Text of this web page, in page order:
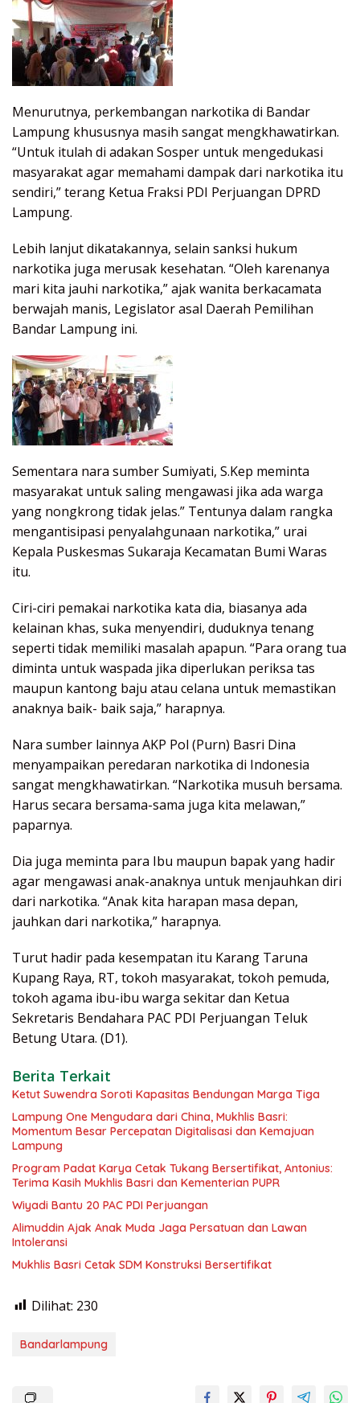
Menurutnya, perkembangan narkotika di Bandar
Lampung khususnya masih sangat mengkhawatirkan.
“Untuk itulah di adakan Sosper untuk mengedukasi
masyarakat agar memahami dampak dari narkotika itu
sendiri,” terang Ketua Fraksi PDI Perjuangan DPRD
Lampung.
Lebih lanjut dikatakannya, selain sanksi hukum
narkotika juga merusak kesehatan. “Oleh karenanya
mari kita jauhi narkotika,” ajak wanita berkacamata
berwajah manis, Legislator asal Daerah Pemilihan
Bandar Lampung ini.
Sementara nara sumber Sumiyati, S.Kep meminta
masyarakat untuk saling mengawasi jika ada warga
yang nongkrong tidak jelas.” Tentunya dalam rangka
mengantisipasi penyalahgunaan narkotika,” urai
Kepala Puskesmas Sukaraja Kecamatan Bumi Waras
itu.
Ciri-ciri pemakai narkotika kata dia, biasanya ada
kelainan khas, suka menyendiri, duduknya tenang
seperti tidak memiliki masalah apapun. “Para orang tua
diminta untuk waspada jika diperlukan periksa tas
maupun kantong baju atau celana untuk memastikan
anaknya baik- baik saja,” harapnya.
Nara sumber lainnya AKP Pol (Purn) Basri Dina
menyampaikan peredaran narkotika di Indonesia
sangat mengkhawatirkan. “Narkotika musuh bersama.
Harus secara bersama-sama juga kita melawan,”
paparnya.
Dia juga meminta para Ibu maupun bapak yang hadir
agar mengawasi anak-anaknya untuk menjauhkan diri
dari narkotika. “Anak kita harapan masa depan,
jauhkan dari narkotika,” harapnya.
Turut hadir pada kesempatan itu Karang Taruna
Kupang Raya, RT, tokoh masyarakat, tokoh pemuda,
tokoh agama ibu-ibu warga sekitar dan Ketua
Sekretaris Bendahara PAC PDI Perjuangan Teluk
Betung Utara. (D1).
Berita Terkait
Ketut Suwendra Soroti Kapasitas Bendungan Marga Tiga
Lampung One Mengudara dari China, Mukhlis Basri:
Momentum Besar Percepatan Digitalisasi dan Kemajuan
Lampung
Program Padat Karya Cetak Tukang Bersertifikat, Antonius:
Terima Kasih Mukhlis Basri dan Kementerian PUPR
Wiyadi Bantu 20 PAC PDI Perjuangan
Alimuddin Ajak Anak Muda Jaga Persatuan dan Lawan
Intoleransi
Mukhlis Basri Cetak SDM Konstruksi Bersertifikat
Dilihat: 230
Bandarlampung